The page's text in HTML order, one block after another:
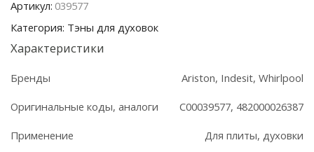
Ariston/Indesit,
Артикул: 039577
Категория: Тэны для духовок
Характеристики
Бренды Ariston, Indesit, Whirlpool
Оригинальные коды, аналоги C00039577, 482000026387
Применение Для плиты, духовки